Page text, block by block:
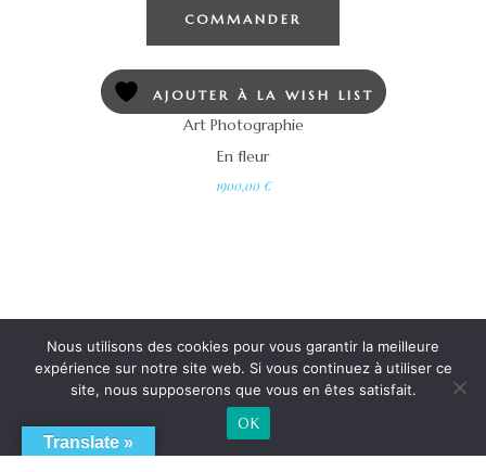
COMMANDER
AJOUTER À LA WISH LIST
Art Photographie
En fleur
1900,00 €
Translate »
Nous utilisons des cookies pour vous garantir la meilleure
expérience sur notre site web. Si vous continuez à utiliser ce
site, nous supposerons que vous en êtes satisfait.
OK